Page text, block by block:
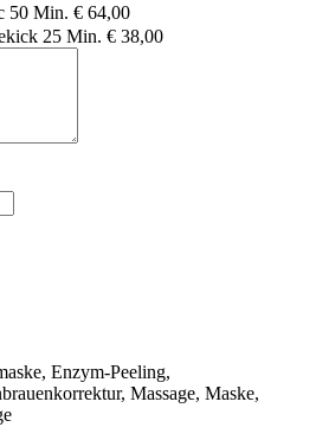
50 Min. € 64,00
25 Min. € 38,00
Enzym-Peeling,
Massage, Maske,